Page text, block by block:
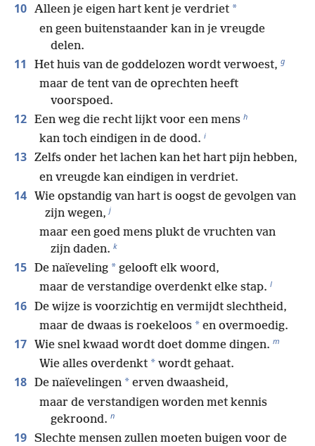
10 Alleen je eigen hart kent je verdriet *
en geen buitenstaander kan in je vreugde
delen.
11 Het huis van de goddelozen wordt verwoest, g
maar de tent van de oprechten heeft
voorspoed.
12 Een weg die recht lijkt voor een mens h
kan toch eindigen in de dood. i
13 Zelfs onder het lachen kan het hart pijn hebben,
en vreugde kan eindigen in verdriet.
14 Wie opstandig van hart is oogst de gevolgen van
zijn wegen, j
maar een goed mens plukt de vruchten van
zijn daden. k
15 De naïeveling * gelooft elk woord,
maar de verstandige overdenkt elke stap. l
16 De wijze is voorzichtig en vermijdt slechtheid,
maar de dwaas is roekeloos * en overmoedig.
17 Wie snel kwaad wordt doet domme dingen. m
Wie alles overdenkt * wordt gehaat.
18 De naïevelingen * erven dwaasheid,
maar de verstandigen worden met kennis
gekroond. n
19 Slechte mensen zullen moeten buigen voor de